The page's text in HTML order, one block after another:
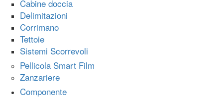
Cabine doccia
Delimitazioni
Corrimano
Tettoie
Sistemi Scorrevoli
Pellicola Smart Film
Zanzariere
Componente